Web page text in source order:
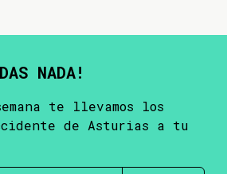
NADA!
te llevamos los
de Asturias a tu